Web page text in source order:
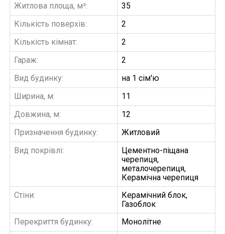
Житлова площа, м²:
35
Кількість поверхів:
2
Кількість кімнат:
2
Гараж:
2
Вид будинку:
на 1 сім'ю
Ширина, м:
11
Довжина, м:
12
Призначення будинку:
Житловий
Вид покрівлі:
Цементно-піщана
черепиця,
металочерепиця,
Керамічна черепиця
Стіни:
Керамічний блок,
Газоблок
Перекриття будинку:
Монолітне